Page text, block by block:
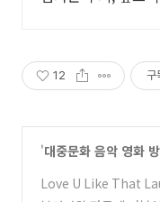
12 구
'대중문화 음악 영화
Love U Like That